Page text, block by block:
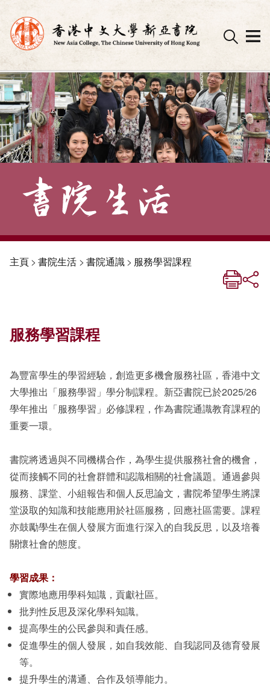
Skip
to
content
主頁> 書院生活 > 書院通識> 服務學習課程
服務學習課程
為豐富學生的學習經驗，創造更多機會服務社區，香港中文
大學推出「服務學習」學分制課程。新亞書院已於2025/26
學年推出「服務學習」必修課程，作為書院通識教育課程的
重要一環。
書院將透過與不同機構合作，為學生提供服務社會的機會，
從而接觸不同的社會群體和認識相關的社會議題。通過參與
服務、課堂、小組報告和個人反思論文，書院希望學生將課
堂汲取的知識和技能應用於社區服務，回應社區需要。課程
亦鼓勵學生在個人發展方面進行深入的自我反思，以及培養
關懷社會的態度。
學習成果：
實際地應用學科知識，貢獻社區。
批判性反思及深化學科知識。
提高學生的公民參與和責任感。
促進學生的個人發展，如自我效能、自我認同及德育發展
等。
提升學生的溝通、合作及領導能力。